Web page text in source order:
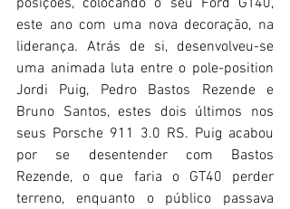
este ano com uma nova decoração, na
liderança. Atrás de si, desenvolveu-se
uma animada luta entre o pole-position
Jordi Puig, Pedro Bastos Rezende e
Bruno Santos, estes dois últimos nos
seus Porsche 911 3.0 RS. Puig acabou
por se desentender com Bastos
Rezende, o que faria o GT40 perder
terreno, enquanto o público passava